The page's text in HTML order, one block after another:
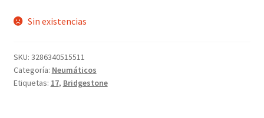
Sin existencias
SKU: 3286340515511
Categoría: Neumáticos
Etiquetas: 17, Bridgestone